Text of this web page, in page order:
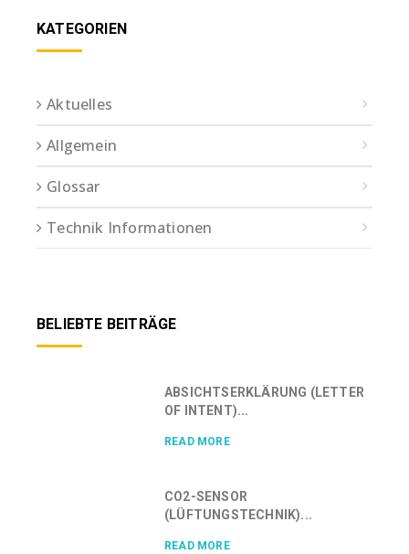
KATEGORIEN
Aktuelles
Allgemein
Glossar
Technik Informationen
BELIEBTE BEITRÄGE
ABSICHTSERKLÄRUNG (LETTER
OF INTENT)...
READ MORE
CO2-SENSOR
(LÜFTUNGSTECHNIK)...
READ MORE